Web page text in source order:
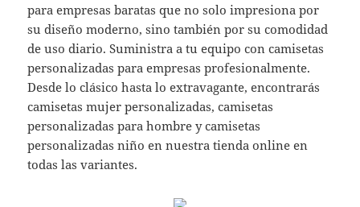
para empresas baratas que no solo impresiona por
su diseño moderno, sino también por su comodidad
de uso diario. Suministra a tu equipo con camisetas
personalizadas para empresas profesionalmente.
Desde lo clásico hasta lo extravagante, encontrarás
camisetas mujer personalizadas, camisetas
personalizadas para hombre y camisetas
personalizadas niño en nuestra tienda online en
todas las variantes.